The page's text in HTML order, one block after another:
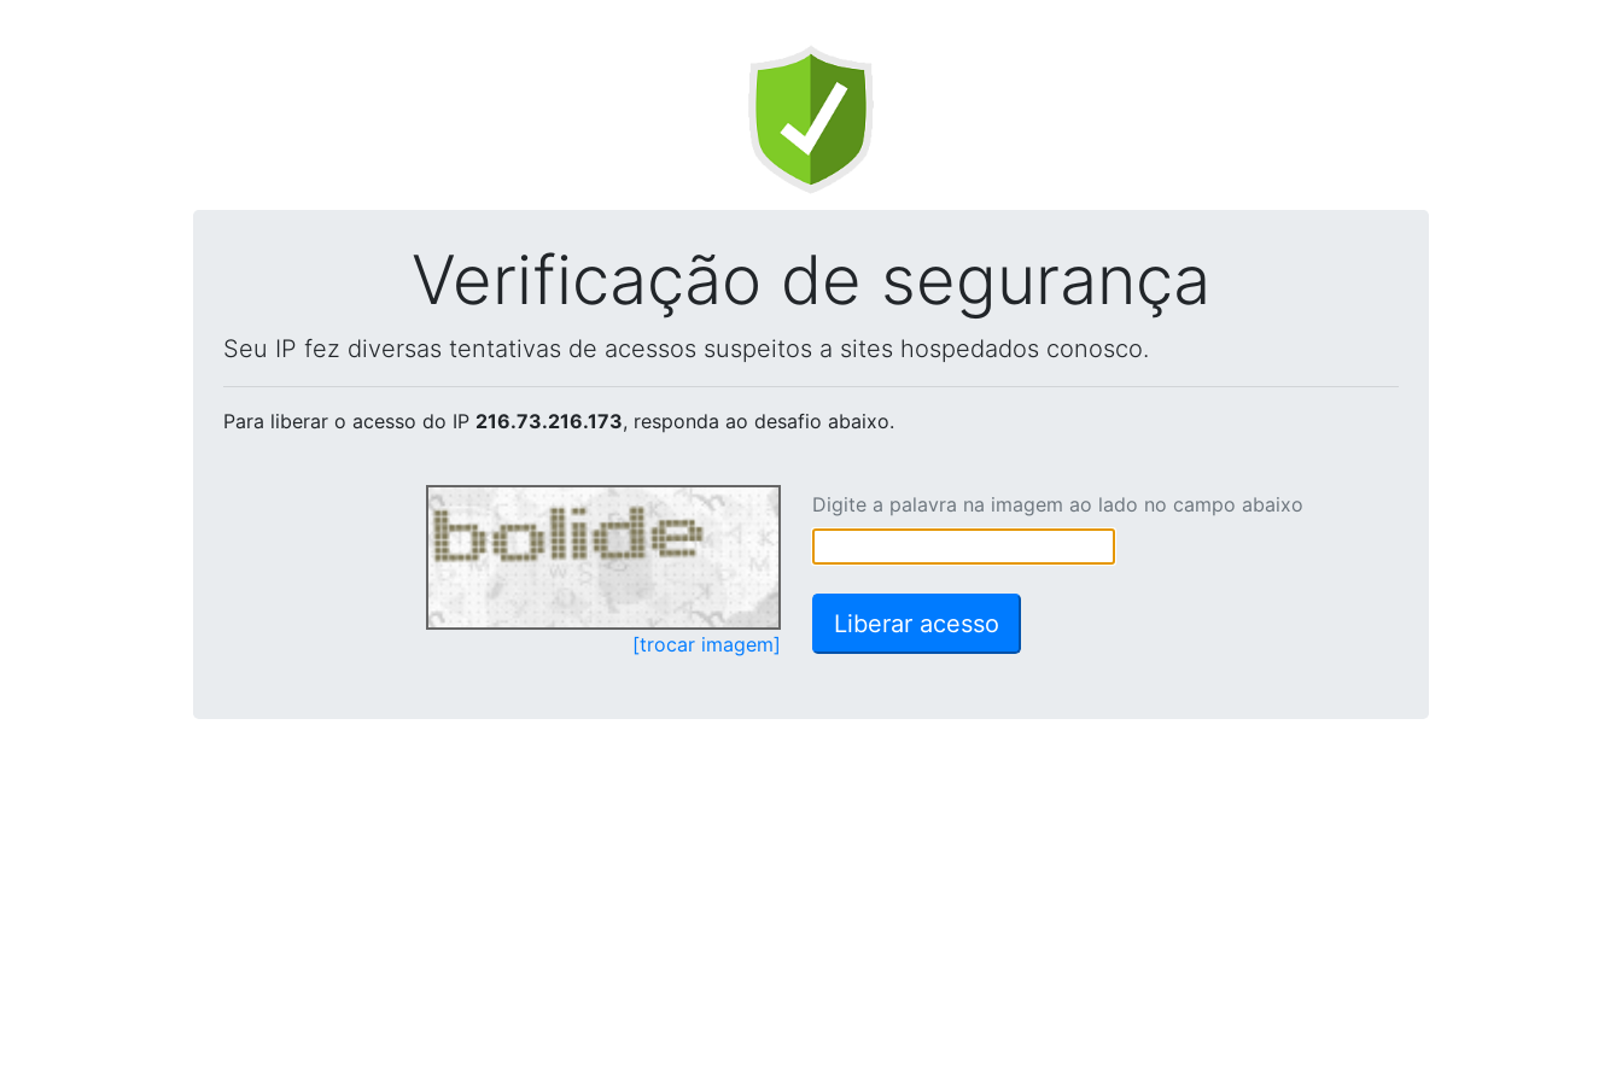
Verificação de segurança
Seu IP fez diversas tentativas de acessos suspeitos a sites hospedados conosco.
Para liberar o acesso do IP 216.73.216.173, responda ao desafio abaixo.
[trocar imagem]
Digite a palavra na imagem ao lado no campo abaixo